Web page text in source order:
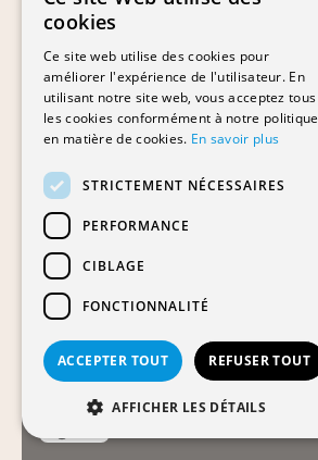
TOUR INVICTUS
cookies
Ce site web utilise des cookies pour
améliorer l'expérience de l'utilisateur. En
utilisant notre site web, vous acceptez tous
les cookies conformément à notre politique
en matière de cookies. En savoir plus
STRICTEMENT NÉCESSAIRES
PERFORMANCE
CIBLAGE
FONCTIONNALITÉ
ACCEPTER TOUT REFUSER TOUT
AFFICHER LES DÉTAILS